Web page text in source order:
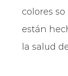
colores
están
la salud